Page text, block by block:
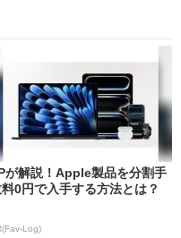
が解説！Apple製品を分割手
0円で入手する方法とは？
Log)